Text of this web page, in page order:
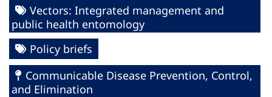
Vectors: Integrated management and
public health entomology
Policy briefs
Communicable Disease Prevention, Control,
and Elimination